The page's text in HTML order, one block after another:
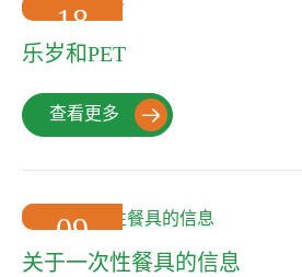
18
2022-10
乐岁和PET
查看更多 
09
2022-10
关于一次性餐具的信息